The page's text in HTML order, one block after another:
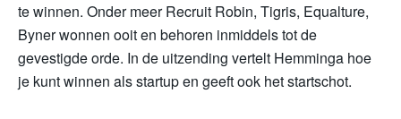
te winnen. Onder meer Recruit Robin, Tigris, Equalture,
Byner wonnen ooit en behoren inmiddels tot de
gevestigde orde. In de uitzending vertelt Hemminga hoe
je kunt winnen als startup en geeft ook het startschot.